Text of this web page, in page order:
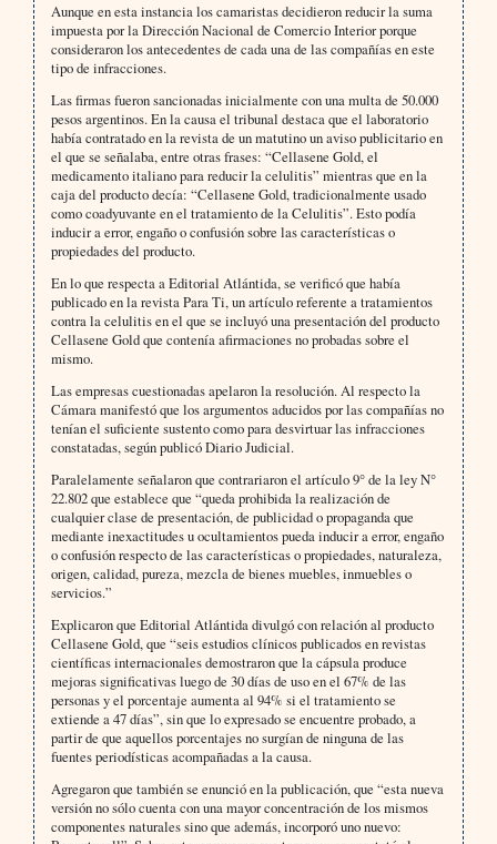
Aunque en esta instancia los camaristas decidieron reducir la suma
impuesta por la Dirección Nacional de Comercio Interior porque
consideraron los antecedentes de cada una de las compañías en este
tipo de infracciones.
Las firmas fueron sancionadas inicialmente con una multa de 50.000
pesos argentinos. En la causa el tribunal destaca que el laboratorio
había contratado en la revista de un matutino un aviso publicitario en
el que se señalaba, entre otras frases: “Cellasene Gold, el
medicamento italiano para reducir la celulitis” mientras que en la
caja del producto decía: “Cellasene Gold, tradicionalmente usado
como coadyuvante en el tratamiento de la Celulitis”. Esto podía
inducir a error, engaño o confusión sobre las características o
propiedades del producto.
En lo que respecta a Editorial Atlántida, se verificó que había
publicado en la revista Para Ti, un artículo referente a tratamientos
contra la celulitis en el que se incluyó una presentación del producto
Cellasene Gold que contenía afirmaciones no probadas sobre el
mismo.
Las empresas cuestionadas apelaron la resolución. Al respecto la
Cámara manifestó que los argumentos aducidos por las compañías no
tenían el suficiente sustento como para desvirtuar las infracciones
constatadas, según publicó Diario Judicial.
Paralelamente señalaron que contrariaron el artículo 9° de la ley N°
22.802 que establece que “queda prohibida la realización de
cualquier clase de presentación, de publicidad o propaganda que
mediante inexactitudes u ocultamientos pueda inducir a error, engaño
o confusión respecto de las características o propiedades, naturaleza,
origen, calidad, pureza, mezcla de bienes muebles, inmuebles o
servicios.”
Explicaron que Editorial Atlántida divulgó con relación al producto
Cellasene Gold, que “seis estudios clínicos publicados en revistas
científicas internacionales demostraron que la cápsula produce
mejoras significativas luego de 30 días de uso en el 67% de las
personas y el porcentaje aumenta al 94% si el tratamiento se
extiende a 47 días”, sin que lo expresado se encuentre probado, a
partir de que aquellos porcentajes no surgían de ninguna de las
fuentes periodísticas acompañadas a la causa.
Agregaron que también se enunció en la publicación, que “esta nueva
versión no sólo cuenta con una mayor concentración de los mismos
componentes naturales sino que además, incorporó uno nuevo: